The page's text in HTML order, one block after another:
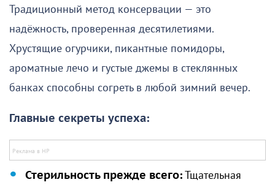
Традиционный метод консервации — это
надёжность, проверенная десятилетиями.
Хрустящие огурчики, пикантные помидоры,
ароматные лечо и густые джемы в стеклянных
банках способны согреть в любой зимний вечер.
Главные секреты успеха:
Стерильность прежде всего:Тщательная